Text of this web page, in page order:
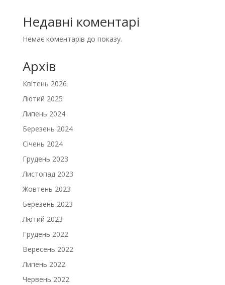
Недавні коментарі
Немає коментарів до показу.
Архів
Квітень 2026
Лютий 2025
Липень 2024
Березень 2024
Січень 2024
Грудень 2023
Листопад 2023
Жовтень 2023
Березень 2023
Лютий 2023
Грудень 2022
Вересень 2022
Липень 2022
Червень 2022